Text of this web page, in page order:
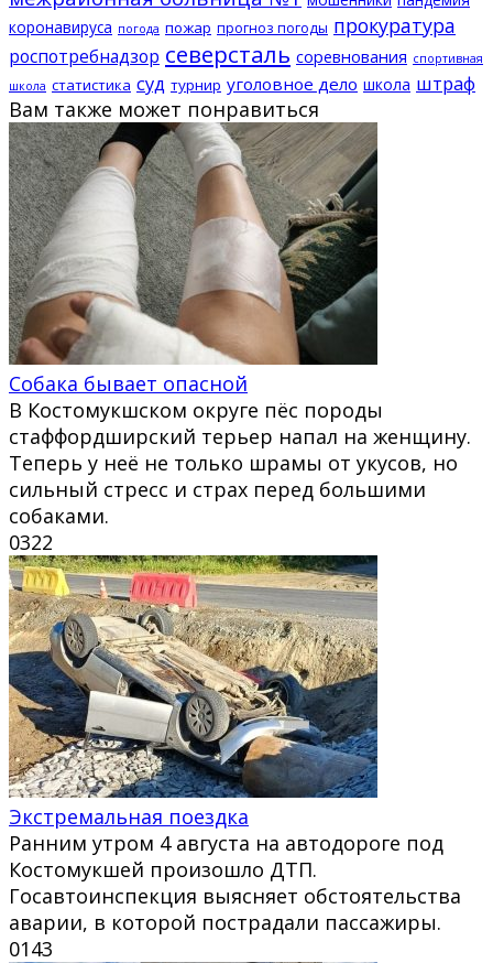
коронавируса погода пожар прогноз погоды прокуратура
роспотребнадзор северсталь соревнования спортивная
школа статистика суд турнир уголовное дело школа штраф
Вам также может понравиться
Собака бывает опасной
В Костомукшском округе пёс породы
стаффордширский терьер напал на женщину.
Теперь у неё не только шрамы от укусов, но
сильный стресс и страх перед большими
собаками.
0322
Экстремальная поездка
Ранним утром 4 августа на автодороге под
Костомукшей произошло ДТП.
Госавтоинспекция выясняет обстоятельства
аварии, в которой пострадали пассажиры.
0143